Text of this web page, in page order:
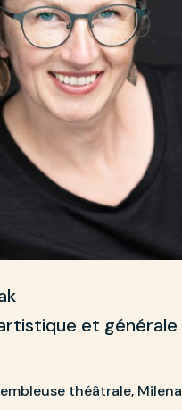
et générale
théâtrale, Milena